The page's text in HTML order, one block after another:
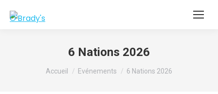
6 Nations 2026
Vous êtes ici :
Accueil Evénements 6 Nations 2026